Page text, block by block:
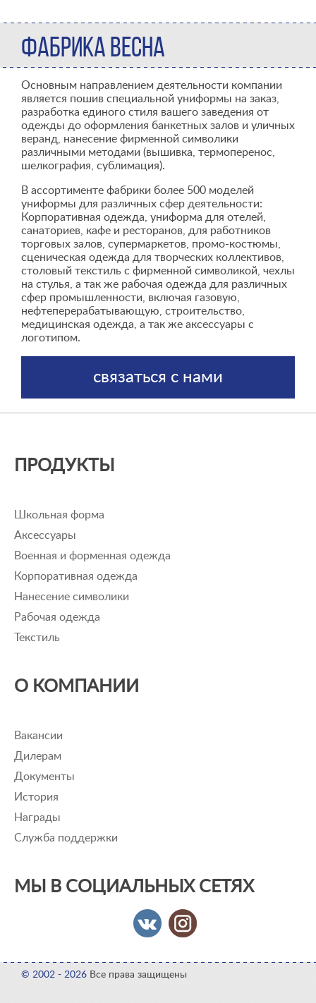
ФАБРИКА ВЕСНА
Основным направлением деятельности компании
является пошив специальной униформы на заказ,
разработка единого стиля вашего заведения от
одежды до оформления банкетных залов и уличных
веранд, нанесение фирменной символики
различными методами (вышивка, термоперенос,
шелкография, сублимация).
В ассортименте фабрики более 500 моделей
униформы для различных сфер деятельности:
Корпоративная одежда, униформа для отелей,
санаториев, кафе и ресторанов, для работников
торговых залов, супермаркетов, промо-костюмы,
сценическая одежда для творческих коллективов,
столовый текстиль с фирменной символикой, чехлы
на стулья, а так же рабочая одежда для различных
сфер промышленности, включая газовую,
нефтеперерабатывающую, строительство,
медицинская одежда, а так же аксессуары с
логотипом.
связаться с нами
ПРОДУКТЫ
Школьная форма
Аксессуары
Военная и форменная одежда
Корпоративная одежда
Нанесение символики
Рабочая одежда
Текстиль
О КОМПАНИИ
Вакансии
Дилерам
Документы
История
Награды
Служба поддержки
МЫ В СОЦИАЛЬНЫХ СЕТЯХ
© 2002 - 2026 Все права защищены